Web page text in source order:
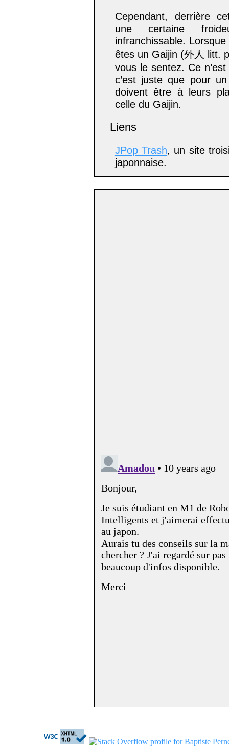
Cependant, derrière
une certaine
infranchissable.
êtes un Gaijin (外人 litt.
vous le sentez. Ce
c’est juste que pour
doivent être à leurs
celle du Gaijin.
Liens
JPop Trash, un site
japonnaise.